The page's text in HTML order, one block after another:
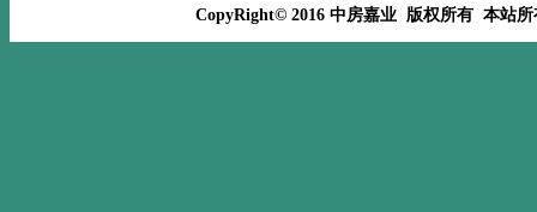
CopyRight© 2016 中房嘉业 版权所有 本站